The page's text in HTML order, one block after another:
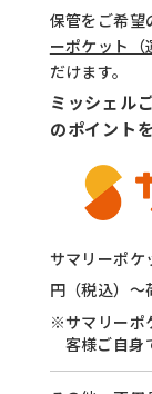
保管をご希望
ーポケット（
だけます。
ミッシェル
のポイント
サマリーポケ
円（税込）〜
※サマリーポ
客様ご自身